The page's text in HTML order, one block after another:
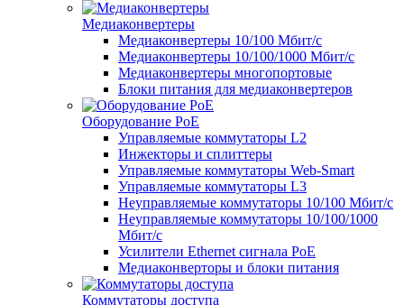
Медиаконвертеры
Медиаконвертеры 10/100 Мбит/с
Медиаконвертеры 10/100/1000 Мбит/c
Медиаконвертеры многопортовые
Блоки питания для медиаконвертеров
Оборудование PoE
Управляемые коммутаторы L2
Инжекторы и сплиттеры
Управляемые коммутаторы Web-Smart
Управляемые коммутаторы L3
Неуправляемые коммутаторы 10/100 Мбит/с
Неуправляемые коммутаторы 10/100/1000
Мбит/с
Усилители Ethernet сигнала PoE
Медиаконверторы и блоки питания
Коммутаторы доступа